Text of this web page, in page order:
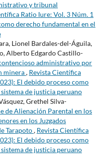
y tribunal
Ratio Iure: Vol. 3 Núm. 1
derecho fundamental en el
Lionel Bardales-del-Águila,
Alberto Edgardo Castillo-
administrativo por
minera, Revista Científica
El debido proceso como
de justicia peruano
Grethel Silva-
de Alienación Parental en los
en los Juzgados
Tarapoto, Revista Científica
El debido proceso como
de justicia peruano